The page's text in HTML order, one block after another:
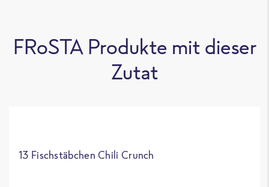
FRoSTA Produkte mit dieser
Zutat
13 Fischstäbchen Chili Crunch